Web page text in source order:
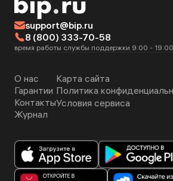
support@bip.ru
8 (800) 333-70-58
время работы службы поддержки 9:00 - 19:00
О нас
Гарантии
Контакты
Журнал
Карта сайта
Политика
Условия сервиса